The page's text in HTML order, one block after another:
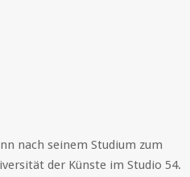
nach seinem Studium zum
der Künste im Studio 54.